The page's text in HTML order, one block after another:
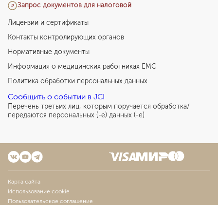
Запрос документов для налоговой
Лицензии и сертификаты
Контакты контролирующих органов
Нормативные документы
Информация о медицинских работниках EMC
Политика обработки персональных данных
Сообщить о событии в JCI
Перечень третьих лиц, которым поручается обработка/
передаются персональных (-е) данных (-е)
Карта сайта
Использование cookie
Пользовательское соглашение